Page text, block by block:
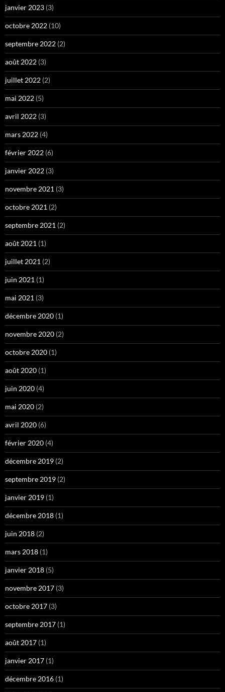
janvier 2023 (3)
octobre 2022 (10)
septembre 2022 (2)
août 2022 (3)
juillet 2022 (2)
mai 2022 (5)
avril 2022 (3)
mars 2022 (4)
février 2022 (6)
janvier 2022 (3)
novembre 2021 (3)
octobre 2021 (2)
septembre 2021 (2)
août 2021 (1)
juillet 2021 (2)
juin 2021 (1)
mai 2021 (3)
décembre 2020 (1)
novembre 2020 (2)
octobre 2020 (1)
août 2020 (1)
juin 2020 (4)
mai 2020 (2)
avril 2020 (6)
février 2020 (4)
décembre 2019 (2)
septembre 2019 (2)
janvier 2019 (1)
décembre 2018 (1)
juin 2018 (2)
mars 2018 (1)
janvier 2018 (5)
novembre 2017 (3)
octobre 2017 (3)
septembre 2017 (1)
août 2017 (1)
janvier 2017 (1)
décembre 2016 (1)